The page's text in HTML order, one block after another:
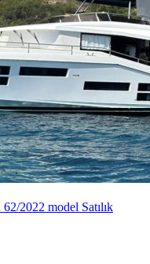
2022 model Satılık